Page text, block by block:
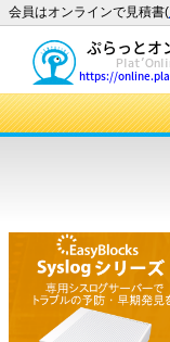
会員はオンラインで見積書(